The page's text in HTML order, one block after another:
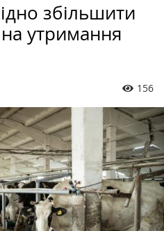
збільшити
утримання
156